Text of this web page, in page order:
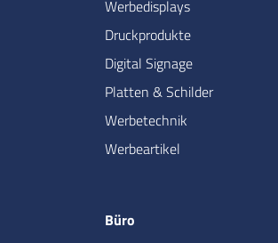
Werbedisplays
Druckprodukte
Digital Signage
Platten & Schilder
Werbetechnik
Werbeartikel
Büro